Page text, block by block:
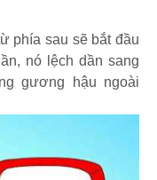
phía sau sẽ bắt đầu
nó lệch dần sang
gương hậu ngoài